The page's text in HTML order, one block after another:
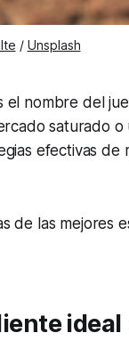
/ Unsplash
nombre del
saturado
efectivas
de las mejores
ideal